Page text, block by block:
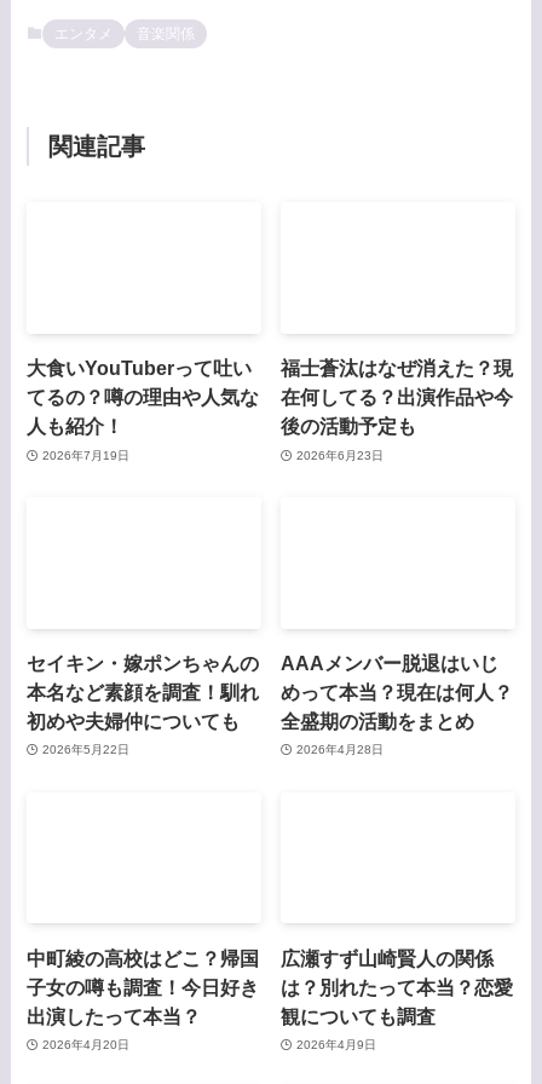
エンタメ 音楽関係
関連記事
大食いYouTuberって吐い
てるの？噂の理由や人気な
人も紹介！
2026年7月19日
福士蒼汰はなぜ消えた？現
在何してる？出演作品や今
後の活動予定も
2026年6月23日
セイキン・嫁ポンちゃんの
本名など素顔を調査！馴れ
初めや夫婦仲についても
2026年5月22日
AAAメンバー脱退はいじ
めって本当？現在は何人？
全盛期の活動をまとめ
2026年4月28日
中町綾の高校はどこ？帰国
子女の噂も調査！今日好き
出演したって本当？
2026年4月20日
広瀬すず山崎賢人の関係
は？別れたって本当？恋愛
観についても調査
2026年4月9日